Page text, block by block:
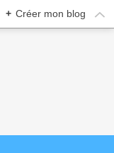
+ Créer mon blog